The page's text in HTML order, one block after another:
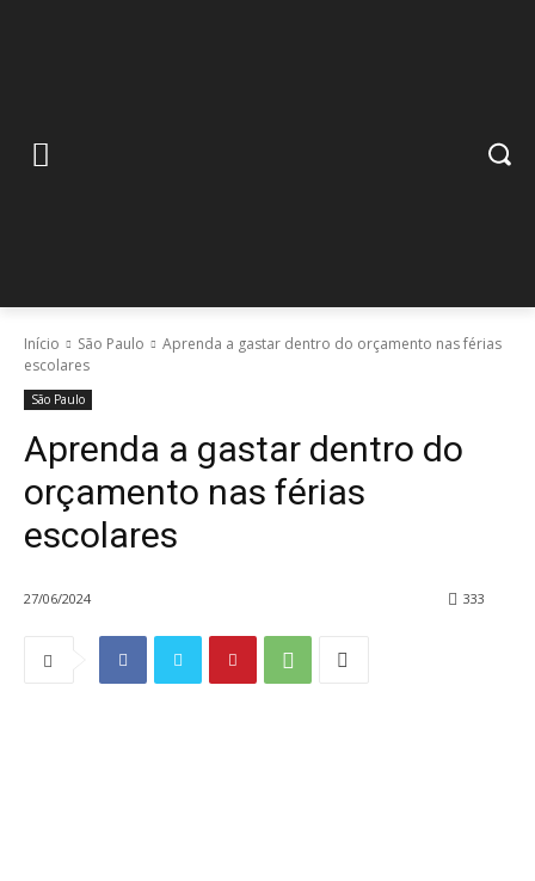
Início São Paulo
Aprenda a gastar dentro do orçamento nas férias
escolares
São Paulo
Aprenda a gastar dentro do
orçamento nas férias
escolares
27/06/2024 333